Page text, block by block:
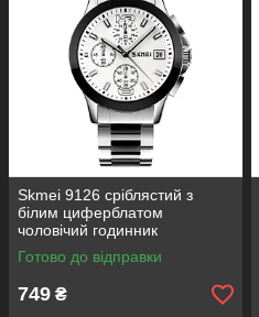
Skmei 9126 сріблястий з
білим циферблатом
чоловічий годинник
Готово до відправки
749 ₴